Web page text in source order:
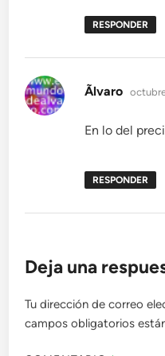
RESPONDER
Ãlvaro dice:
En lo del
RESPONDER
Deja una
Tu dirección de correo
campos obligatorios